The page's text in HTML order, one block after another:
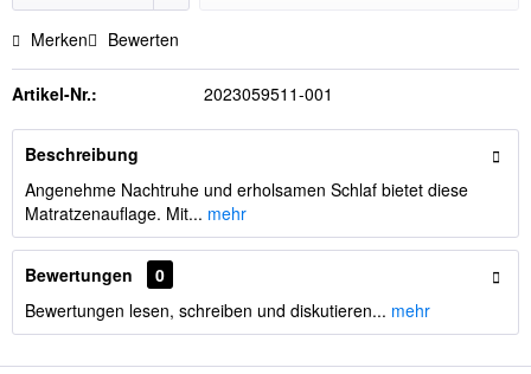
Merken Bewerten
Artikel-Nr.: 2023059511-001
Beschreibung
Angenehme Nachtruhe und erholsamen Schlaf bietet diese
Matratzenauflage. Mit... mehr
Bewertungen
0
Bewertungen lesen, schreiben und diskutieren... mehr